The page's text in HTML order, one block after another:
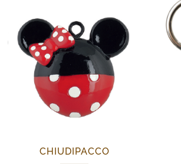
CHIUDIPACCO